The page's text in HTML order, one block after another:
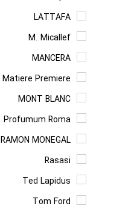
LATTAFA
M. Micallef
MANCERA
Matiere Premiere
MONT BLANC
Profumum Roma
RAMON MONEGAL
Rasasi
Ted Lapidus
Tom Ford